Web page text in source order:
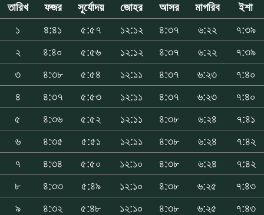
তারিখ ফজর সূর্যোদয় জোহর আসর মাগরিব
ইশা
১
৪:৪১ ৫:৫৭ ১২:১২ ৪:৩৭ ৬:২২
৭:৩৯
২
৪:৪০ ৫:৫৬ ১২:১২ ৪:৩৭ ৬:২২
৭:৩৯
৩
৪:৩৮ ৫:৫৪ ১২:১১ ৪:৩৭ ৬:২৩
৭:৪০
৪
৪:৩৭ ৫:৫৩ ১২:১১ ৪:৩৭ ৬:২৩
৭:৪০
৫
৪:৩৬ ৫:৫২ ১২:১১ ৪:৩৮ ৬:২৪
৭:৪১
৬
৪:৩৫ ৫:৫১ ১২:১১ ৪:৩৮ ৬:২৪
৭:৪২
৭
৪:৩৪ ৫:৫০ ১২:১০ ৪:৩৮ ৬:২৪
৭:৪২
৮
৪:৩৩ ৫:৪৯ ১২:১০ ৪:৩৮ ৬:২৫
৭:৪৩
৯
৪:৩২ ৫:৪৮ ১২:১০ ৪:৩৮ ৬:২৫
৭:৪৩